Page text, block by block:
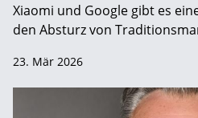
Xiaomi und Google gibt es
den Absturz von
23. Mär 2026